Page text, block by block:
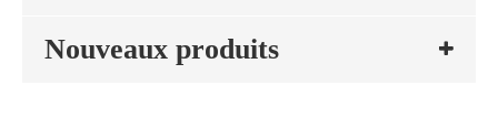
Nouveaux produits